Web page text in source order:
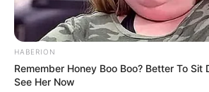
untuk ditambahkan pada isian kolak.
3. Kue lapis – Singapura
HABERION
Remember Honey Boo Boo? Better To Sit
See Her Now